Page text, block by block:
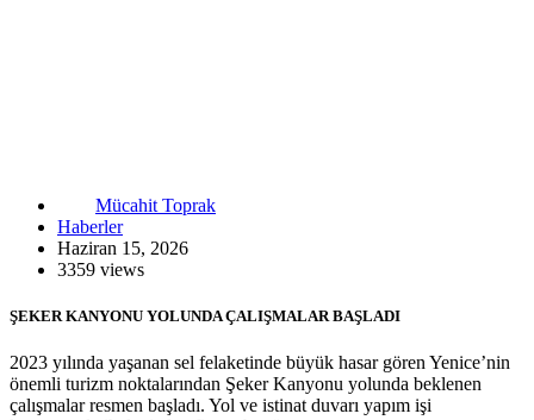
Mücahit Toprak
Haberler
Haziran 15, 2026
3359 views
ŞEKER KANYONU YOLUNDA ÇALIŞMALAR BAŞLADI
2023 yılında yaşanan sel felaketinde büyük hasar gören Yenice’nin
önemli turizm noktalarından Şeker Kanyonu yolunda beklenen
çalışmalar resmen başladı. Yol ve istinat duvarı yapım işi